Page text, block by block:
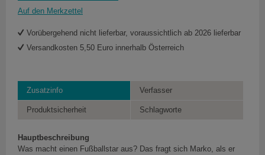
Auf den Merkzettel
Vorübergehend nicht lieferbar, voraussichtlich ab 2026 lieferbar
Versandkosten 5,50 Euro innerhalb Österreich
Zusatzinfo Verfasser
Produktsicherheit Schlagworte
Hauptbeschreibung
Was macht einen Fußballstar aus? Das fragt sich Marko, als er